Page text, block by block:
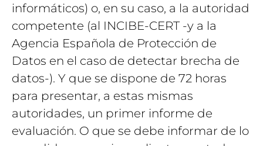
informáticos) o, en su caso, a la autoridad
competente (al INCIBE-CERT -y a la
Agencia Española de Protección de
Datos en el caso de detectar brecha de
datos-). Y que se dispone de 72 horas
para presentar, a estas mismas
autoridades, un primer informe de
evaluación. O que se debe informar de lo